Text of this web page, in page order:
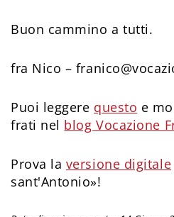
Buon cammino a tutti.
fra Nico –
Puoi leggere questo e
frati nel blog Vocazione
Prova la versione digitale
sant'Antonio»!